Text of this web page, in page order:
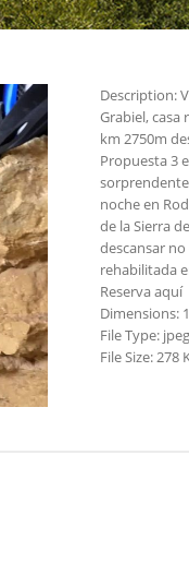
Description:
Grabiel, casa
km 2750m
Propuesta 3
noche en
de la Sierra
descansar
rehabilitada
Reserva aquí
Dimensions:
File Type: jpeg
File Size:278